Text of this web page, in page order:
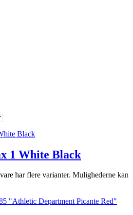
1 White Black
har flere varianter. Mulighederne kan